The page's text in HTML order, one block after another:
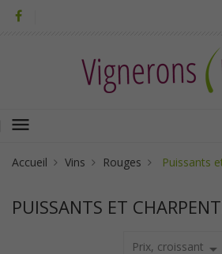
menu
Accueil Vins Rouges Puissants
PUISSANTS ET
Prix, croissant arrow_drop_down